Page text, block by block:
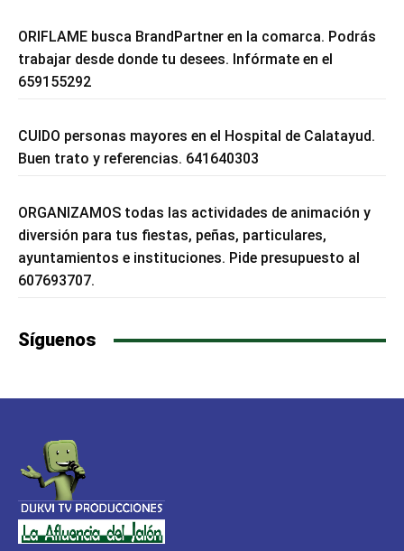
ORIFLAME busca BrandPartner en la comarca. Podrás
trabajar desde donde tu desees. Infórmate en el
659155292
CUIDO personas mayores en el Hospital de Calatayud.
Buen trato y referencias. 641640303
ORGANIZAMOS todas las actividades de animación y
diversión para tus fiestas, peñas, particulares,
ayuntamientos e instituciones. Pide presupuesto al
607693707.
Síguenos